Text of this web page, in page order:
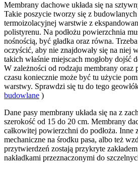
Membrany dachowe układa się na
Takie poszycie tworzy się z budowlanych
termoizolacyjnej warstwie z
polistyrenu. Na podłożu powierzchnia
nośnością, być gładka oraz równa.
oczyścić, aby nie znajdowały się na niej
takich właśnie miejscach mogłoby dojść
W zależności od rodzaju membrany oraz
czasu koniecznie może być tu użycie
warstwy. Sprawdzi się tu do tego
budowlane )
Dane pasy membrany układa się na z
szerokość od 15 do 20 cm. Membrany
całkowitej powierzchni do podłoża. Inne
mechaniczne na środku pasa, albo też
przytwierdzeń zostają przykryte
nakładkami przeznaczonymi do